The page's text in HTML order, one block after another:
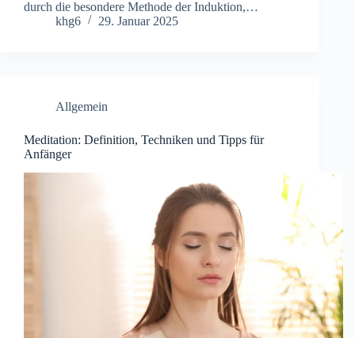
d‬urch d‬ie besondere Methode d‬er Induktion,…
khg6
29. Januar 2025
Allgemein
Meditation: Definition, Techniken und Tipps für
Anfänger